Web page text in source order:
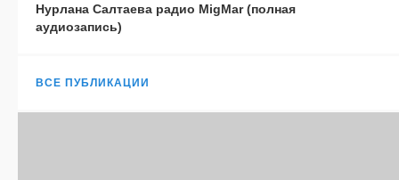
Нурлана Салтаева радио MigMar (полная
аудиозапись)
ВСЕ ПУБЛИКАЦИИ